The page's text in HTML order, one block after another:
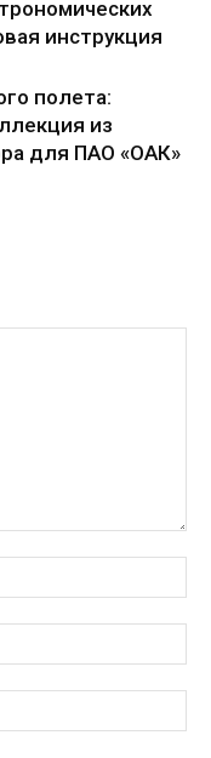
инструкция
полета:
из
для ПАО «ОАК»